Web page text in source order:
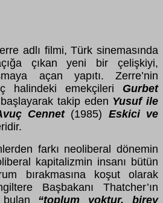
adlı filmi, Türk sinemasında
çıkan yeni bir çelişkiyi,
açan yapıtı. Zerre’nin
halindeki emekçileri Gurbet
takip eden Yusuf ile
Cennet(1985) Eskici ve
farkı neoliberal dönemin
kapitalizmin insanı bütün
bırakmasına koşut olarak
Başbakanı Thatcher’ın
bulan “toplum yoktur, birey